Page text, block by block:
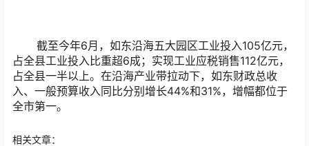
截至今年6月，如东沿海五大园区工业投入105亿元，
占全县工业投入比重超6成；实现工业应税销售112亿元，
占全县一半以上。在沿海产业带拉动下，如东财政总收
入、一般预算收入同比分别增长44%和31%，增幅都位于
全市第一。
相关文章：